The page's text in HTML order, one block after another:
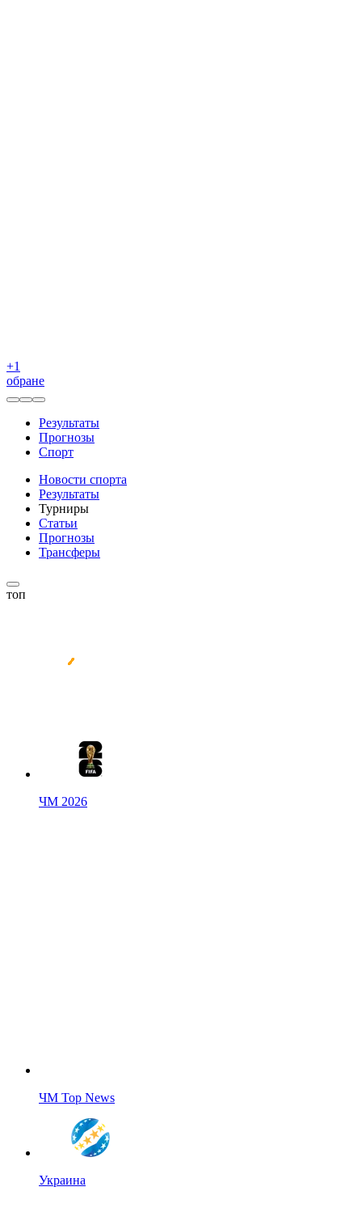
+1
обране
Результаты
Прогнозы
Спорт
Новости спорта
Результаты
Турниры
Статьи
Прогнозы
Трансферы
топ
ЧМ 2026
ЧМ Top News
Украина